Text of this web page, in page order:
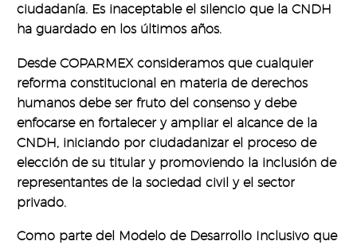
ciudadanía. Es inaceptable el silencio que la CNDH
ha guardado en los últimos años.
Desde COPARMEX consideramos que cualquier
reforma constitucional en materia de derechos
humanos debe ser fruto del consenso y debe
enfocarse en fortalecer y ampliar el alcance de la
CNDH, iniciando por ciudadanizar el proceso de
elección de su titular y promoviendo la inclusión de
representantes de la sociedad civil y el sector
privado.
Como parte del Modelo de Desarrollo Inclusivo que